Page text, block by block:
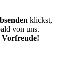
klickst,
von uns.
Vorfreude!